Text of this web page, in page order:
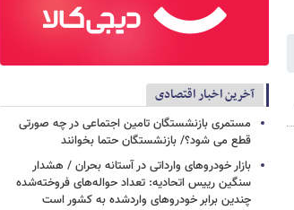
آخرین اخبار اقتصادی
مستمری بازنشستگان تامین اجتماعی در چه صورتی
قطع می شود؟/ بازنشستگان حتما بخوانند
بازار خودروهای وارداتی در آستانه بحران / هشدار
سنگین رییس اتحادیه: تعداد حواله‌های فروخته‌شده
چندین برابر خودروهای واردشده به کشور است